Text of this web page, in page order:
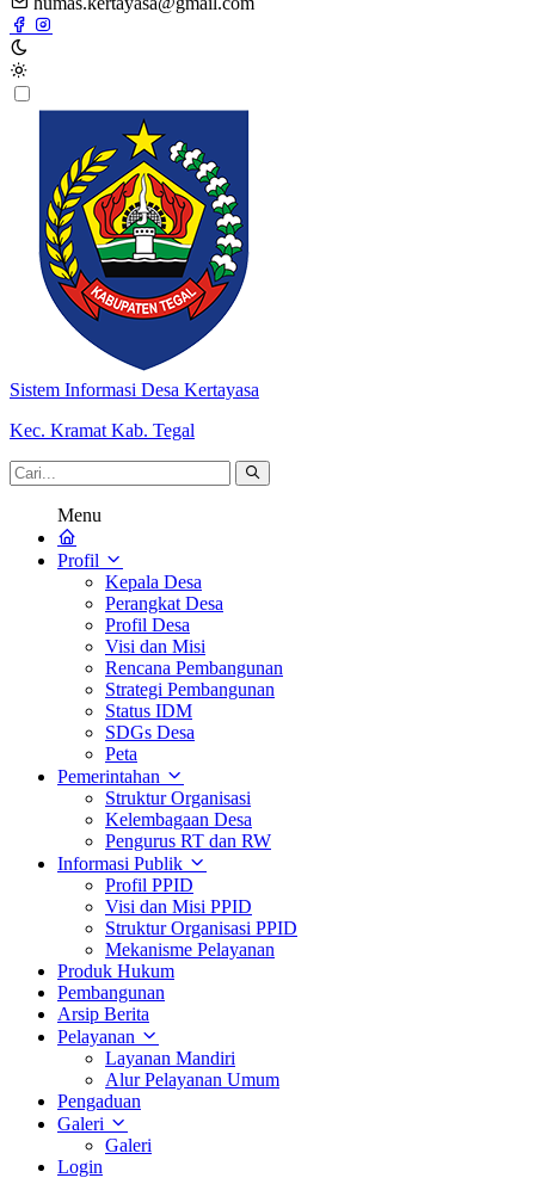
Sistem Informasi Desa Kertayasa
Kec. Kramat Kab. Tegal
Menu
Profil
Kepala Desa
Perangkat Desa
Profil Desa
Visi dan Misi
Rencana Pembangunan
Strategi Pembangunan
Status IDM
SDGs Desa
Peta
Pemerintahan
Struktur Organisasi
Kelembagaan Desa
Pengurus RT dan RW
Informasi Publik
Profil PPID
Visi dan Misi PPID
Struktur Organisasi PPID
Mekanisme Pelayanan
Produk Hukum
Pembangunan
Arsip Berita
Pelayanan
Layanan Mandiri
Alur Pelayanan Umum
Pengaduan
Galeri
Galeri
Login